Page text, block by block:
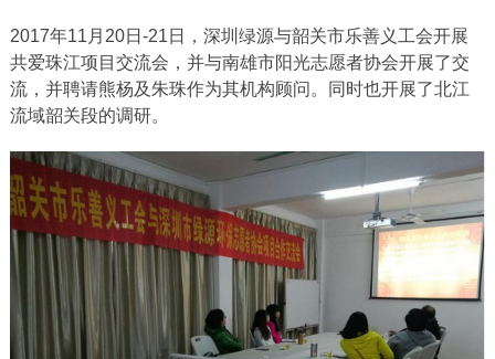
2017年11月20日-21日，深圳绿源与韶关市乐善义工会开展
共爱珠江项目交流会，并与南雄市阳光志愿者协会开展了交
流，并聘请熊杨及朱珠作为其机构顾问。同时也开展了北江
流域韶关段的调研。